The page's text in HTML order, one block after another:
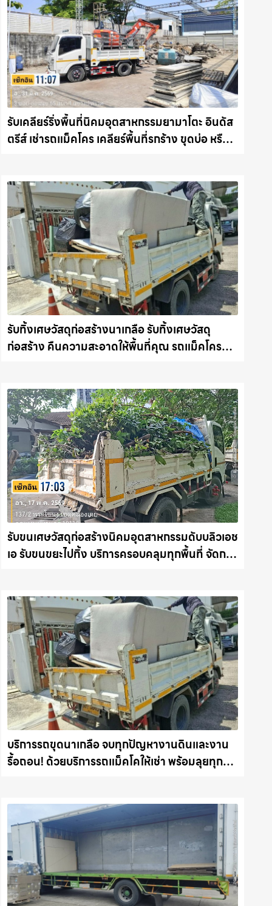
รับเคลียร์ริ่งพื้นที่นิคมอุตสาหกรรมยามาโตะ อินดัส
ตรีส์ เช่ารถแม็คโคร เคลียร์พื้นที่รกร้าง ขุดบ่อ หรือ
รับทิ้งเศษวัสดุก่อสร้างนาเกลือ รับทิ้งเศษวัสดุ
ก่อสร้าง คืนความสะอาดให้พื้นที่คุณ รถแม็คโคร
รับขนเศษวัสดุก่อสร้างนิคมอุตสาหกรรมดับบลิวเอช
เอ รับขนขยะไปทิ้ง บริการครอบคลุมทุกพื้นที่ จัดการ
บริการรถขุดนาเกลือ จบทุกปัญหางานดินและงาน
รื้อถอน! ด้วยบริการรถแม็คโคให้เช่า พร้อมลุยทุก